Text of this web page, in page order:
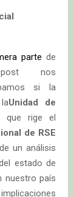
parte de
nos
si la
Unidad de
que rige el
de RSE
un análisis
estado de
nuestro país